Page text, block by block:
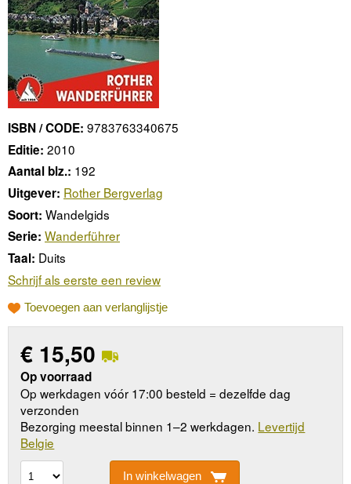
ISBN / CODE: 9783763340675
Editie: 2010
Aantal blz.: 192
Uitgever: Rother Bergverlag
Soort: Wandelgids
Serie: Wanderführer
Taal: Duits
Schrijf als eerste een review
Toevoegen aan verlanglijstje
€ 15,50
Op voorraad
Op werkdagen vóór 17:00 besteld = dezelfde dag
verzonden
Bezorging meestal binnen 1–2 werkdagen. Levertijd
Belgie
In winkelwagen